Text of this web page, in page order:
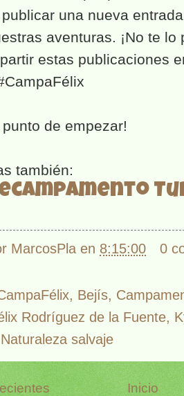
una nueva
aventuras. ¡No te
estas publicaciones
punto de empezar!
también:
MarcosPla en 8:15:00 0
, Bejís,
Rodríguez de la Fuente,
Naturaleza salvaje
Inicio